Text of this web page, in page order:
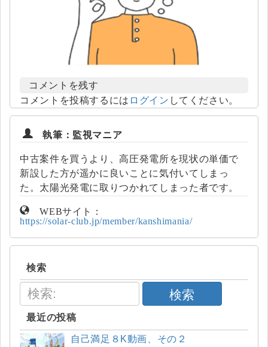
コメントを残す
コメントを投稿するには ログイン してください。
執筆：監視マニア
中古案件を買うより、高圧発電所を現状の単価で
新設した方が遥かに良いことに気付いてしまっ
た。太陽光発電に取りつかれてしまった者です。
WEBサイト：
https://solar-club.jp/member/kanshimania/
検索
検索
最近の投稿
自己満足８K動画、その２